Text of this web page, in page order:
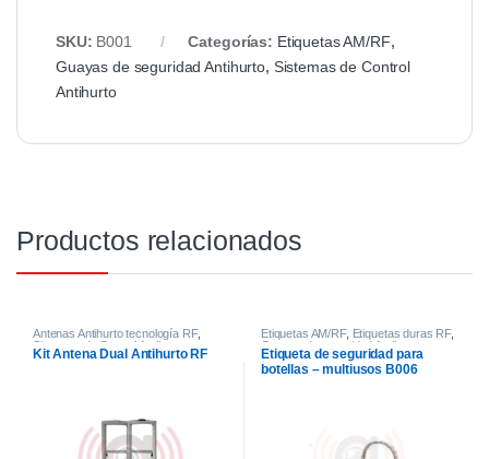
SKU: B001 Categorías: Etiquetas AM/RF,
Guayas de seguridad Antihurto, Sistemas de Control
Antihurto
Productos relacionados
Antenas Antihurto tecnología RF,
Sistemas de Control Antihurto
Kit Antena Dual Antihurto RF
Etiquetas AM/RF, Etiquetas duras RF,
Guayas de seguridad Antihurto
Sistemas de Control Antihurto
Etiqueta de seguridad para
botellas – multiusos B006